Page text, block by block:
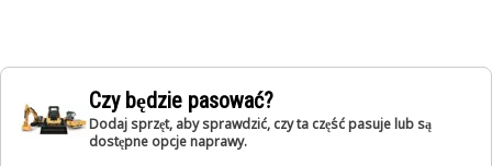
Czy będzie pasować?
Dodaj sprzęt, aby sprawdzić, czy ta część pasuje lub są
dostępne opcje naprawy.